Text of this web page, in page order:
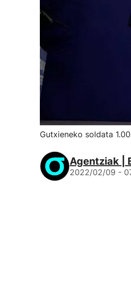
Gutxieneko soldata
Agentziak |
2022/02/09 -